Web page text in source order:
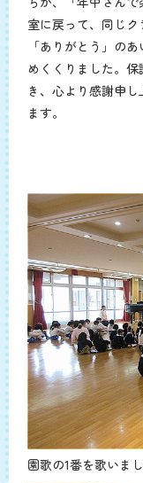
室に戻って、同じ
「ありがとう」の
めくくりました。
き、心より感謝申
ます。
園歌の1番を歌いま